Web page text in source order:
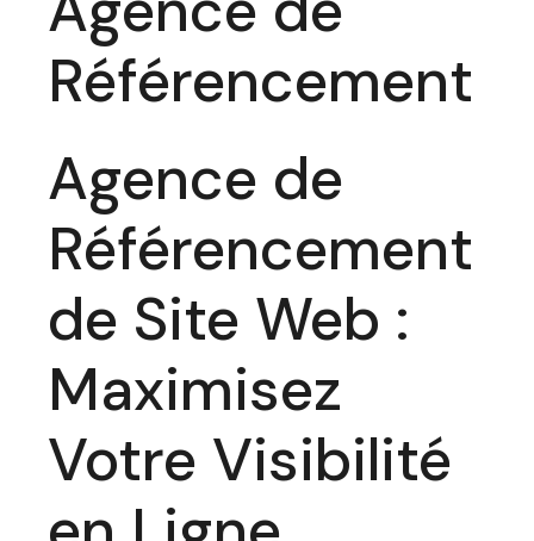
Référencement
Agence de
Référencement
de Site Web :
Maximisez
Votre Visibilité